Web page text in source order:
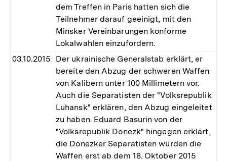
dem Treffen in Paris hatten sich die
Teilnehmer darauf geeinigt, mit den
Minsker Vereinbarungen konforme
Lokalwahlen einzufordern.
03.10.2015
Der ukrainische Generalstab erklärt, er
bereite den Abzug der schweren Waffen
von Kalibern unter 100 Millimetern vor.
Auch die Separatisten der "Volksrepublik
Luhansk" erklären, den Abzug eingeleitet
zu haben. Eduard Basurin von der
"Volksrepublik Donezk" hingegen erklärt,
die Donezker Separatisten würden die
Waffen erst ab dem 18. Oktober 2015